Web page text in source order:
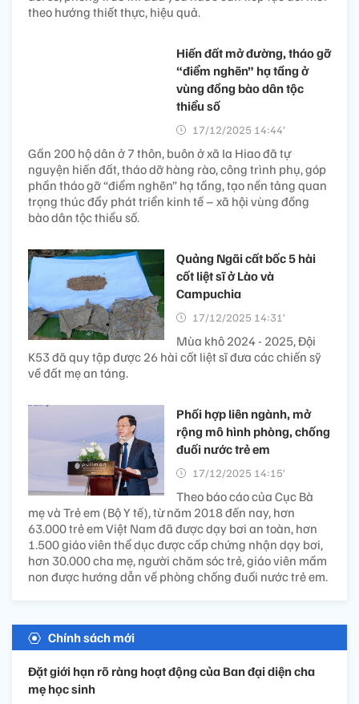
theo hướng thiết thực, hiệu quả.
Hiến đất mở đường, tháo gỡ
“điểm nghẽn” hạ tầng ở
vùng đồng bào dân tộc
thiểu số
17/12/2025 14:44’
Gần 200 hộ dân ở 7 thôn, buôn ở xã Ia Hiao đã tự
nguyện hiến đất, tháo dỡ hàng rào, công trình phụ, góp
phần tháo gỡ “điểm nghẽn” hạ tầng, tạo nền tảng quan
trọng thúc đẩy phát triển kinh tế – xã hội vùng đồng
bào dân tộc thiểu số.
Quảng Ngãi cất bốc 5 hài
cốt liệt sĩ ở Lào và
Campuchia
17/12/2025 14:31’
Mùa khô 2024 - 2025, Đội
K53 đã quy tập được 26 hài cốt liệt sĩ đưa các chiến sỹ
về đất mẹ an táng.
Phối hợp liên ngành, mở
rộng mô hình phòng, chống
đuối nước trẻ em
17/12/2025 14:15’
Theo báo cáo của Cục Bà
mẹ và Trẻ em (Bộ Y tế), từ năm 2018 đến nay, hơn
63.000 trẻ em Việt Nam đã được dạy bơi an toàn, hơn
1.500 giáo viên thể dục được cấp chứng nhận dạy bơi,
hơn 30.000 cha mẹ, người chăm sóc trẻ, giáo viên mầm
non được hướng dẫn về phòng chống đuối nước trẻ em.
Chính sách mới
Đặt giới hạn rõ ràng hoạt động của Ban đại diện cha
mẹ học sinh